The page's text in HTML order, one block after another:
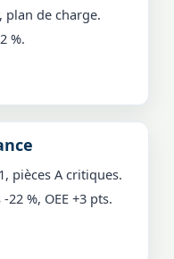
plan de charge.
%.
pièces A critiques.
%, OEE +3 pts.